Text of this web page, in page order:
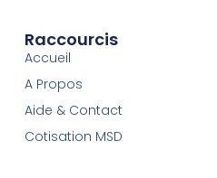
Raccourcis
Accueil
A Propos
Aide & Contact
Cotisation MSD